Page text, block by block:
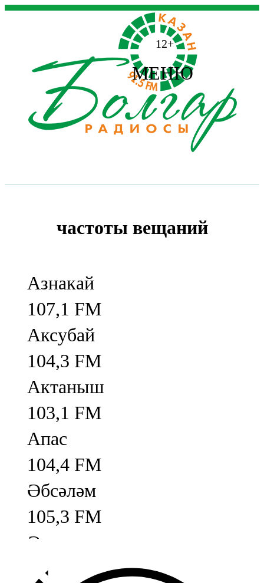
12+
МЕНЮ
частоты вещаний
Азнакай
107,1 FM
Аксубай
104,3 FM
Актаныш
103,1 FM
Апас
104,4 FM
Әбсәләм
105,3 FM
Әлмәт
92,9 FM